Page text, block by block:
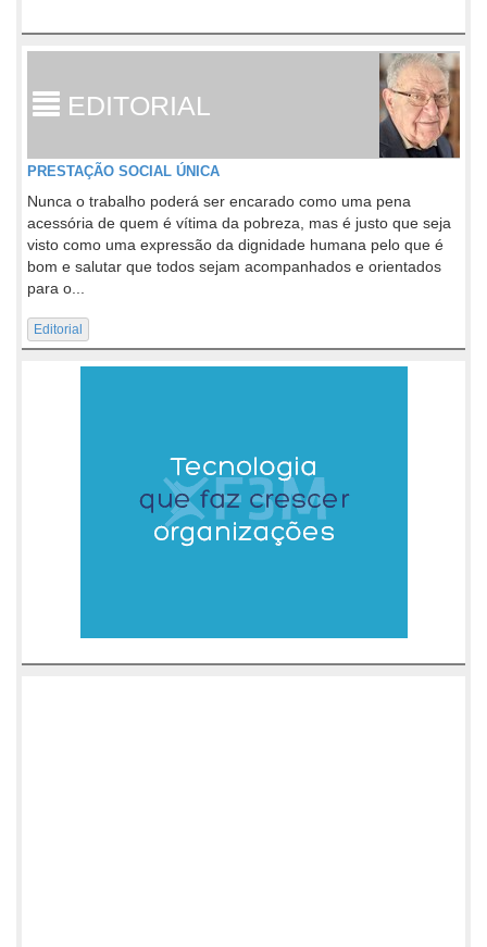
EDITORIAL
PRESTAÇÃO SOCIAL ÚNICA
Nunca o trabalho poderá ser encarado como uma pena
acessória de quem é vítima da pobreza, mas é justo que seja
visto como uma expressão da dignidade humana pelo que é
bom e salutar que todos sejam acompanhados e orientados
para o...
Editorial